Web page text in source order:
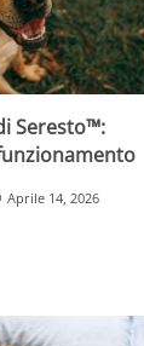
Seresto™:
Aprile 14, 2026